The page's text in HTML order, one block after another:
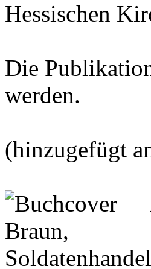
Hessischen
Die
werden.
(hinzugefügt